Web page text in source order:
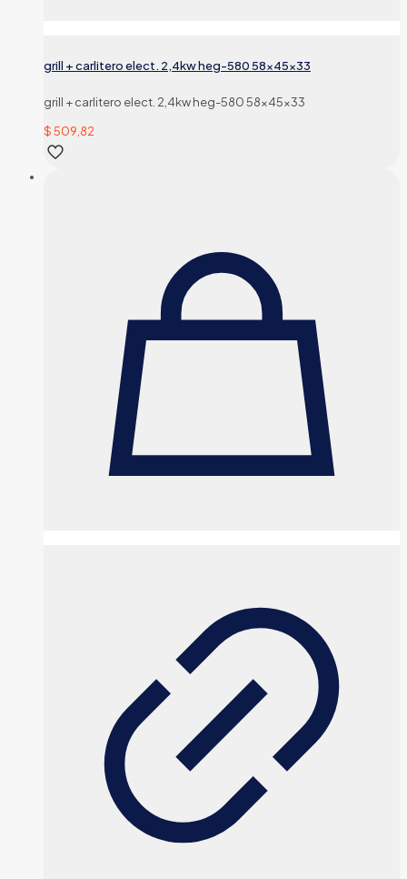
grill + carlitero elect. 2,4kw heg-580 58x45x33
grill + carlitero elect. 2,4kw heg-580 58x45x33
$509,82